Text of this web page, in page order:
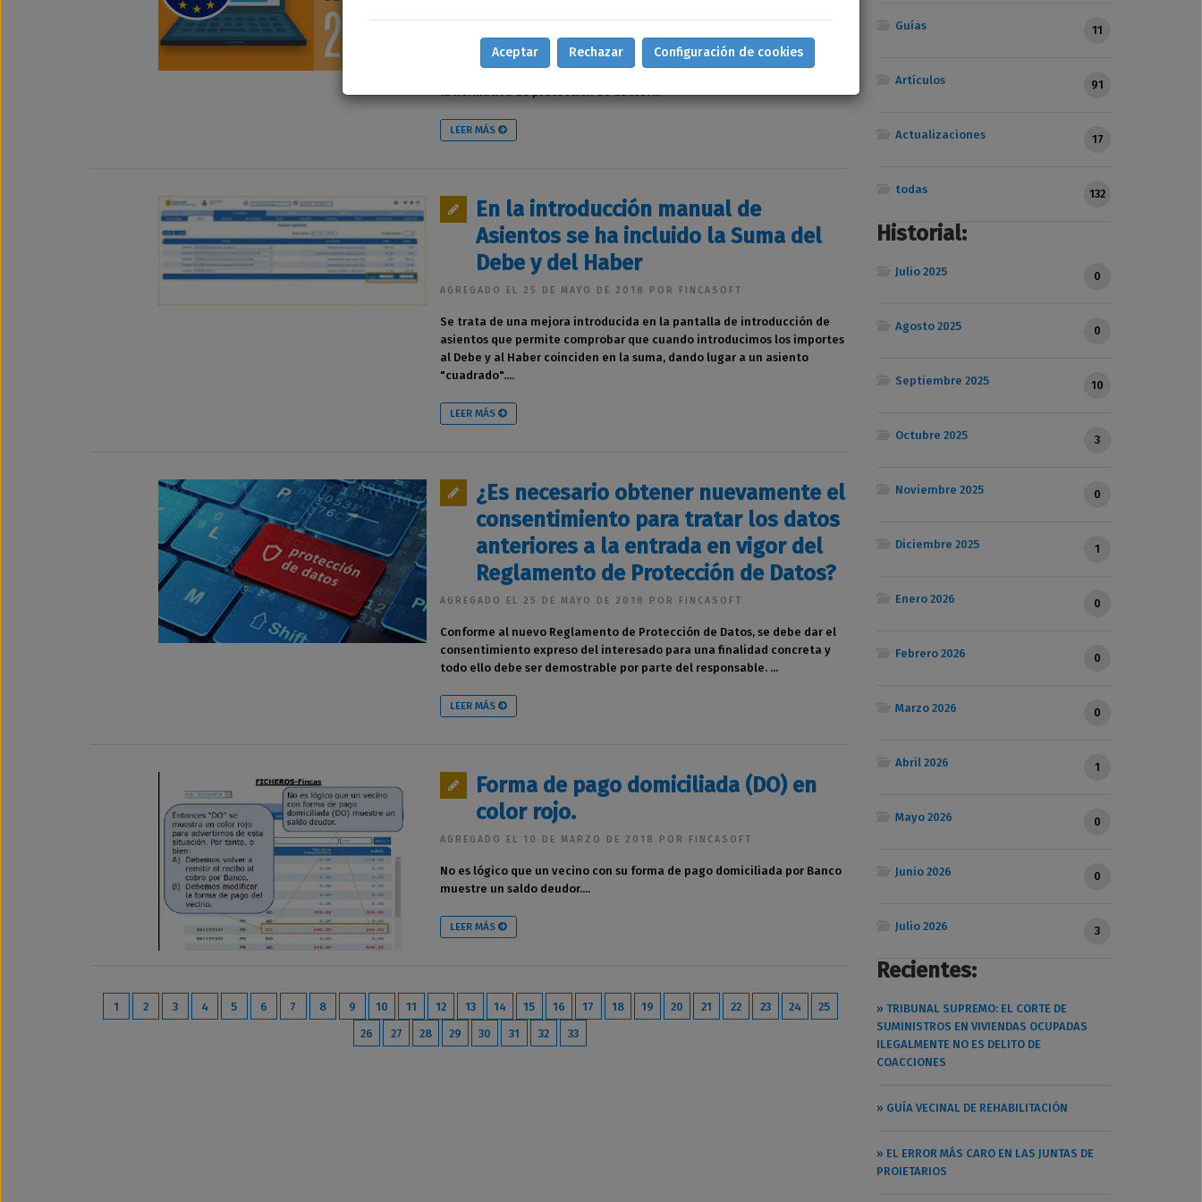
el 25-05-2018?
AGREGADO EL 01 DE JULIO DE 2018 POR FINCASOFT
la normativa de protección de datos?...
LEER MÁS
En la introducción manual de
Asientos se ha incluido la Suma del
Debe y del Haber
AGREGADO EL 25 DE MAYO DE 2018 POR FINCASOFT
Se trata de una mejora introducida en la pantalla de introducción de
asientos que permite comprobar que cuando introducimos los importes
al Debe y al Haber coinciden en la suma, dando lugar a un asiento
"cuadrado"....
LEER MÁS
¿Es necesario obtener nuevamente el
consentimiento para tratar los datos
anteriores a la entrada en vigor del
Reglamento de Protección de Datos?
AGREGADO EL 25 DE MAYO DE 2018 POR FINCASOFT
Conforme al nuevo Reglamento de Protección de Datos, se debe dar el
consentimiento expreso del interesado para una finalidad concreta y
todo ello debe ser demostrable por parte del responsable. ...
LEER MÁS
Forma de pago domiciliada (DO) en
color rojo.
AGREGADO EL 10 DE MARZO DE 2018 POR FINCASOFT
No es lógico que un vecino con su forma de pago domiciliada por Banco
muestre un saldo deudor....
LEER MÁS
1 2 3 4 5 6 7 8 9 10 11 12 13 14 15 16 17 18 19 20 21 22 23 24
25
26
27 28 29 30 31 32 33
Guías 11
Artículos 91
Actualizaciones 17
todas 132
Historial:
Julio 2025 0
Agosto 2025 0
Septiembre 2025 10
Octubre 2025 3
Noviembre 2025 0
Diciembre 2025 1
Enero 2026 0
Febrero 2026 0
Marzo 2026 0
Abril 2026 1
Mayo 2026 0
Junio 2026 0
Julio 2026 3
Recientes:
» TRIBUNAL SUPREMO: EL CORTE DE
SUMINISTROS EN VIVIENDAS OCUPADAS
ILEGALMENTE NO ES DELITO DE
COACCIONES
» GUÍA VECINAL DE REHABILITACIÓN
» EL ERROR MÁS CARO EN LAS JUNTAS DE
PROIETARIOS
Aceptar Rechazar Configuración de cookies